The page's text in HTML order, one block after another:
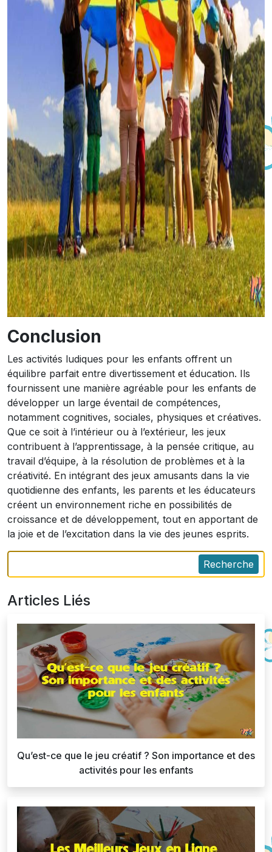
Conclusion
Les activités ludiques pour les enfants offrent un
équilibre parfait entre divertissement et éducation. Ils
fournissent une manière agréable pour les enfants de
développer un large éventail de compétences,
notamment cognitives, sociales, physiques et créatives.
Que ce soit à l’intérieur ou à l’extérieur, les jeux
contribuent à l’apprentissage, à la pensée critique, au
travail d’équipe, à la résolution de problèmes et à la
créativité. En intégrant des jeux amusants dans la vie
quotidienne des enfants, les parents et les éducateurs
créent un environnement riche en possibilités de
croissance et de développement, tout en apportant de
la joie et de l’excitation dans la vie des jeunes esprits.
Recherche
Articles Liés
Qu’est-ce que le jeu créatif ? Son importance et des
activités pour les enfants